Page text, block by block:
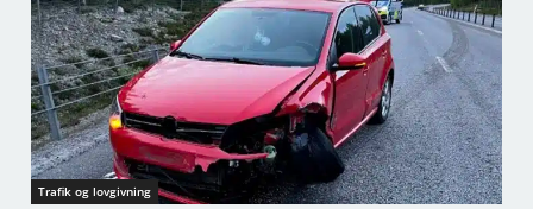
Trafik og lovgivning